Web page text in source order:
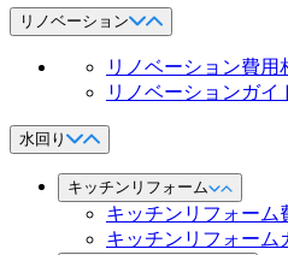
リノベーション
リノベーション費用
リノベーションガイ
水回り
キッチンリフォーム
キッチンリフォーム
キッチンリフォーム